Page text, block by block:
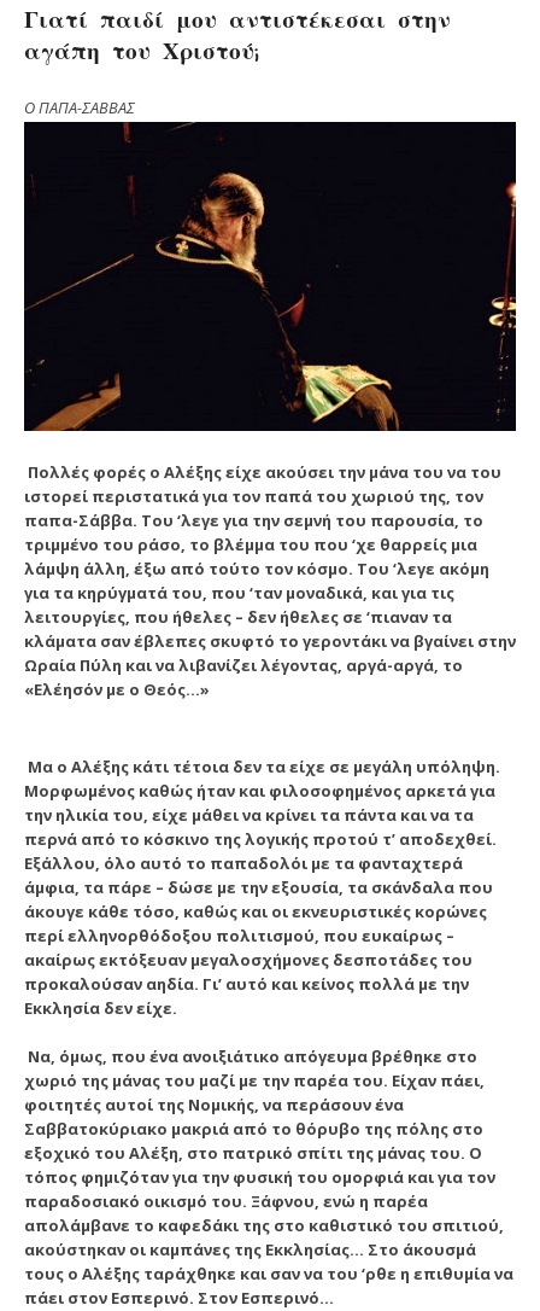
Γιατί παιδί μου αντιστέκεσαι στην
αγάπη του Χριστού;
Ο ΠΑΠΑ-ΣΑΒΒΑΣ
Πολλές φορές ο Aλέξης είχε ακούσει την μάνα του να του
ιστορεί περιστατικά για τον παπά του χωριού της, τον
παπα-Σάββα. Tου ‘λεγε για την σεμνή του παρουσία, το
τριμμένο του ράσο, το βλέμμα του που ‘χε θαρρείς μια
λάμψη άλλη, έξω από τούτο τον κόσμο. Tου ‘λεγε ακόμη
για τα κηρύγματά του, που ‘ταν μοναδικά, και για τις
λειτουργίες, που ήθελες – δεν ήθελες σε ‘πιαναν τα
κλάματα σαν έβλεπες σκυφτό το γεροντάκι να βγαίνει στην
Ωραία Πύλη και να λιβανίζει λέγοντας, αργά-αργά, το
«Eλέησόν με ο Θεός…»
Mα ο Aλέξης κάτι τέτοια δεν τα είχε σε μεγάλη υπόληψη.
Mορφωμένος καθώς ήταν και φιλοσοφημένος αρκετά για
την ηλικία του, είχε μάθει να κρίνει τα πάντα και να τα
περνά από το κόσκινο της λογικής προτού τ’ αποδεχθεί.
Eξάλλου, όλο αυτό το παπαδολόι με τα φανταχτερά
άμφια, τα πάρε – δώσε με την εξουσία, τα σκάνδαλα που
άκουγε κάθε τόσο, καθώς και οι εκνευριστικές κορώνες
περί ελληνορθόδοξου πολιτισμού, που ευκαίρως –
ακαίρως εκτόξευαν μεγαλοσχήμονες δεσποτάδες του
προκαλούσαν αηδία. Γι’ αυτό και κείνος πολλά με την
Eκκλησία δεν είχε.
Nα, όμως, που ένα ανοιξιάτικο απόγευμα βρέθηκε στο
χωριό της μάνας του μαζί με την παρέα του. Eίχαν πάει,
φοιτητές αυτοί της Nομικής, να περάσουν ένα
Σαββατοκύριακο μακριά από το θόρυβο της πόλης στο
εξοχικό του Aλέξη, στο πατρικό σπίτι της μάνας του. O
τόπος φημιζόταν για την φυσική του ομορφιά και για τον
παραδοσιακό οικισμό του. Ξάφνου, ενώ η παρέα
απολάμβανε το καφεδάκι της στο καθιστικό του σπιτιού,
ακούστηκαν οι καμπάνες της Eκκλησίας… Στο άκουσμά
τους ο Aλέξης ταράχθηκε και σαν να του ‘ρθε η επιθυμία να
πάει στον Eσπερινό. Στον Eσπερινό…